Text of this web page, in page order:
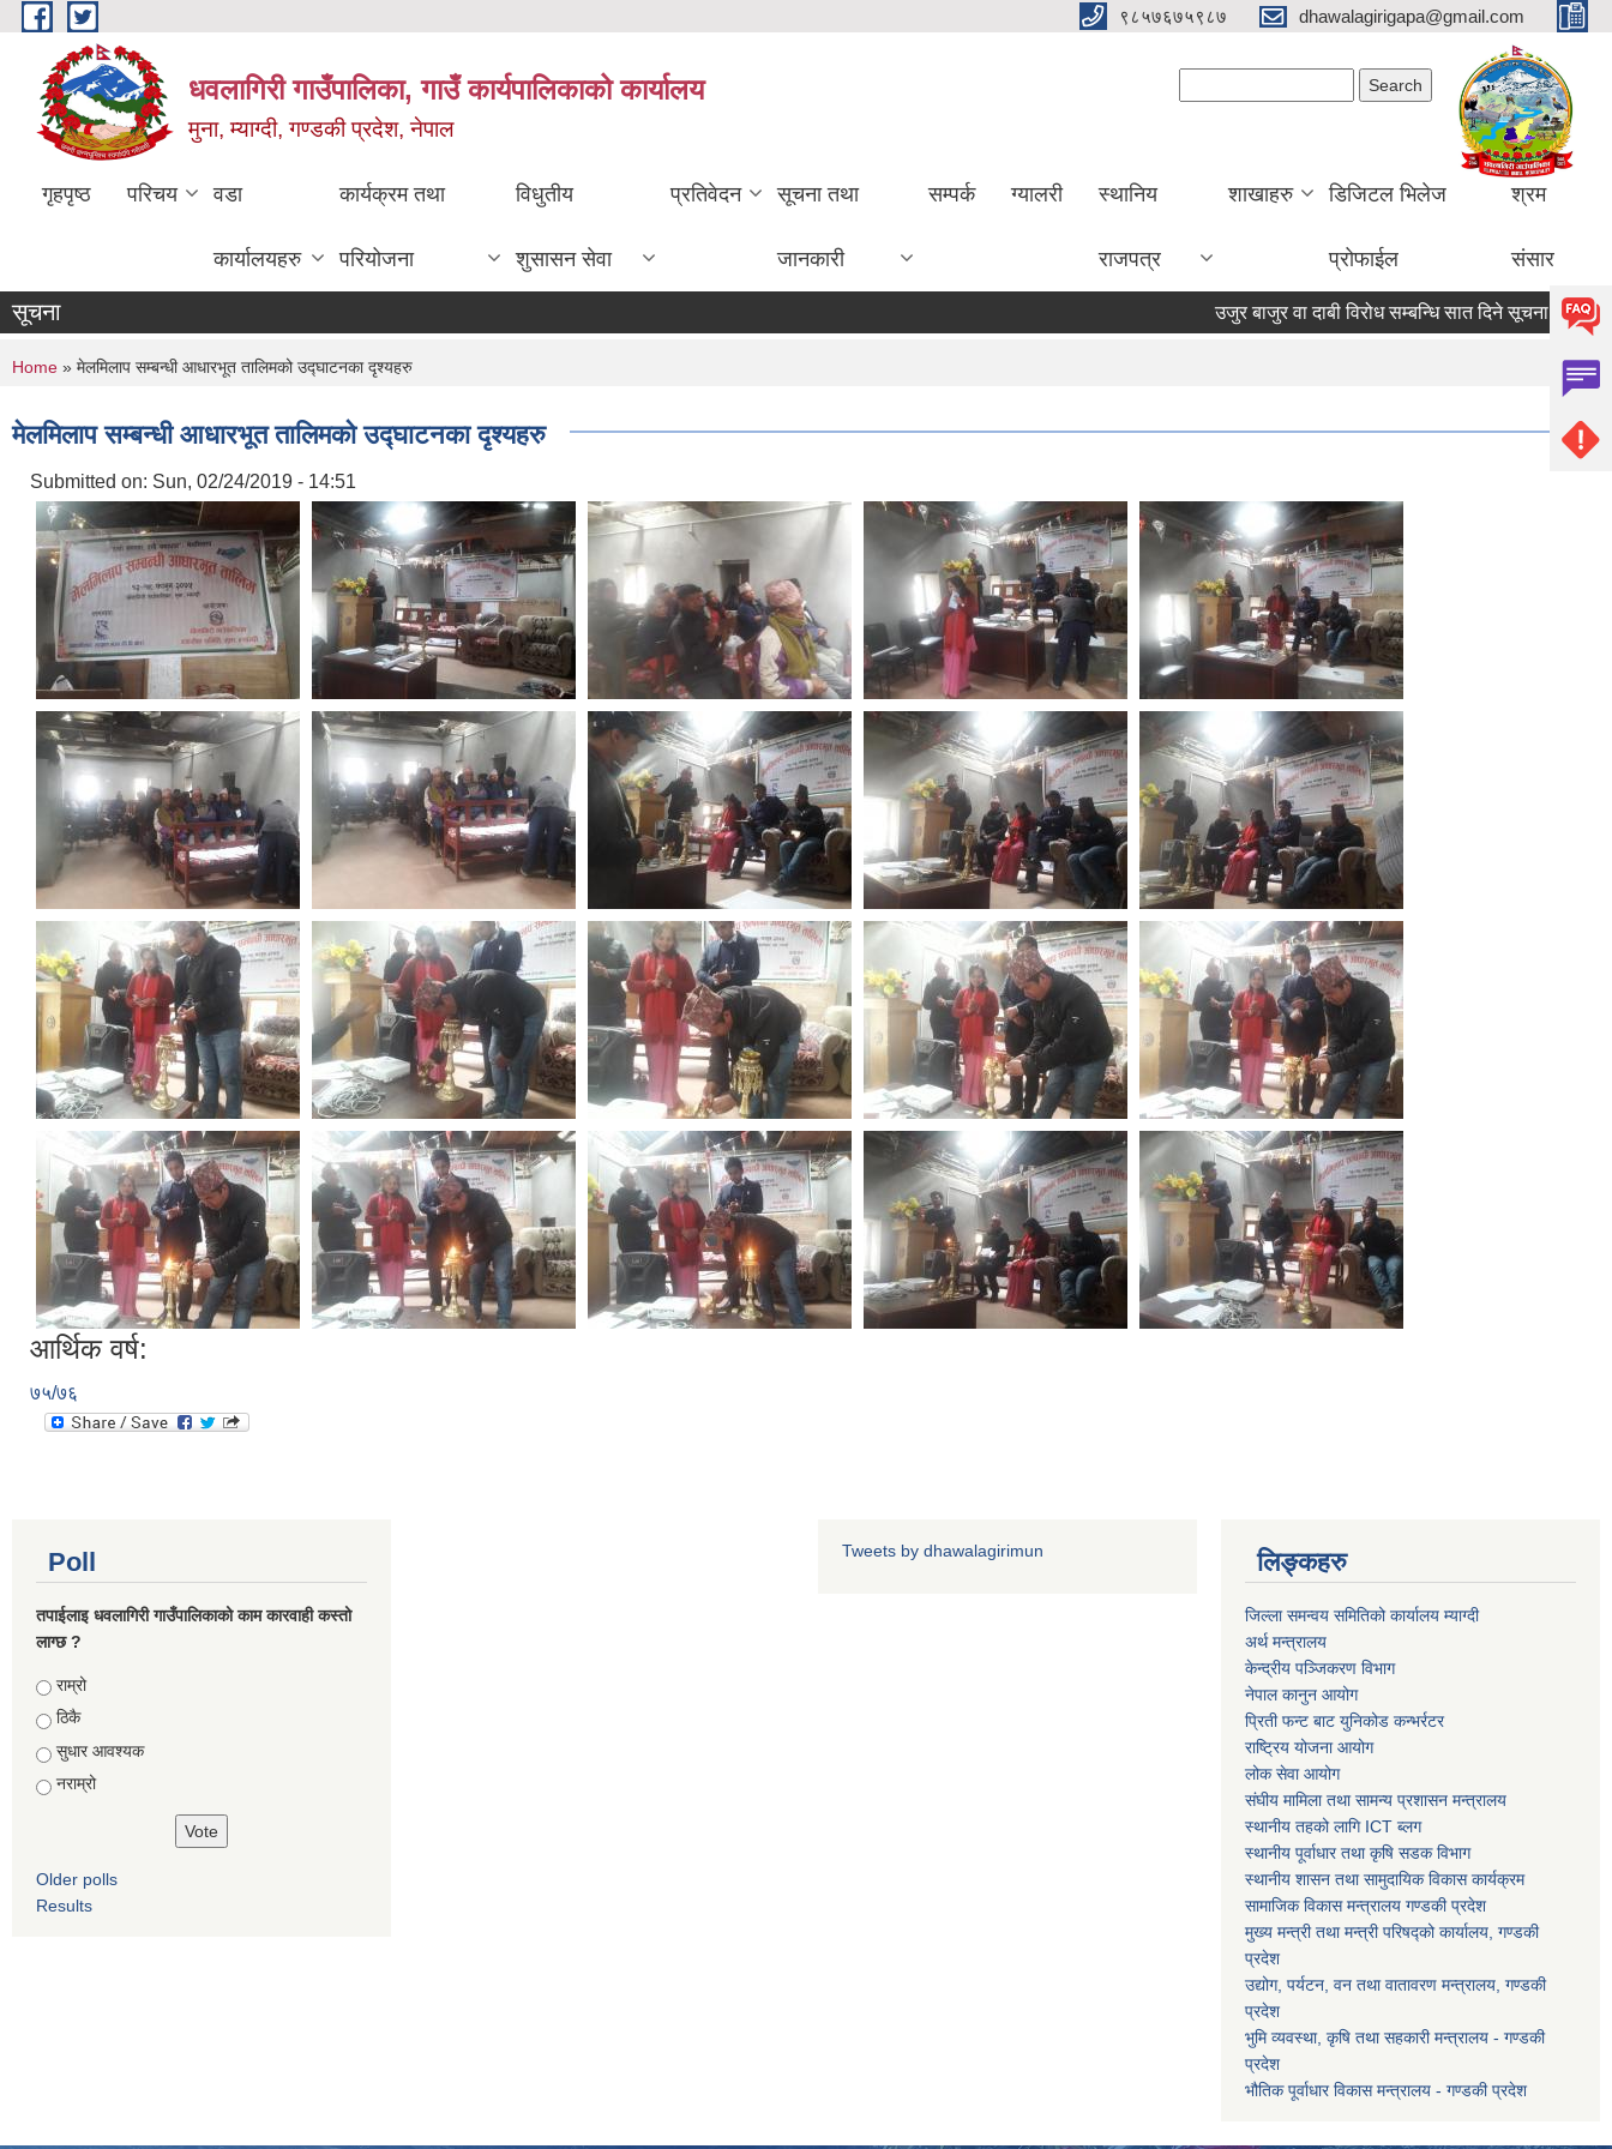
Skip to main content ९८५७६७५९८७ dhawalagirigapa@gmail.com
धवलागिरी गाउँपालिका, गाउँ कार्यपालिकाको कार्यालय
मुना, म्याग्दी, गण्डकी प्रदेश, नेपाल
गृहपृष्ठ परिचय वडा
कार्यालयहरु
कार्यक्रम तथा
परियोजना
विधुतीय
शुसासन सेवा
प्रतिवेदन सूचना तथा
जानकारी
सम्पर्क ग्यालरी स्थानिय
राजपत्र
शाखाहरु डिजिटल भिलेज
प्रोफाईल
श्रम
संसार
सूचना उजुर बाजुर वा दाबी विरोध सम्बन्धि सात दिने सूचना उजुर
You are here
Home » मेलमिलाप सम्बन्धी आधारभूत तालिमको उद्घाटनका दृश्यहरु
मेलमिलाप सम्बन्धी आधारभूत तालिमको उद्घाटनका दृश्यहरु
Submitted on: Sun, 02/24/2019 - 14:51
आर्थिक वर्ष:
७५/७६
Poll
तपाईलाइ धवलागिरी गाउँपालिकाको काम कारवाही कस्तो
लाग्छ ?
Choices
राम्रो
ठिकै
सुधार आवश्यक
नराम्रो
Older polls
Results
Tweets by dhawalagirimun लिङ्कहरु
जिल्ला समन्वय समितिको कार्यालय म्याग्दी
अर्थ मन्त्रालय
केन्द्रीय पञ्जिकरण विभाग
नेपाल कानुन आयोग
प्रिती फन्ट बाट युनिकोड कन्भर्रटर
राष्ट्रिय योजना आयोग
लोक सेवा आयोग
संघीय मामिला तथा सामन्य प्रशासन मन्त्रालय
स्थानीय तहको लागि ICT ब्लग
स्थानीय पूर्वाधार तथा कृषि सडक विभाग
स्थानीय शासन तथा सामुदायिक विकास कार्यक्रम
सामाजिक विकास मन्त्रालय गण्डकी प्रदेश
मुख्य मन्त्री तथा मन्त्री परिषद्को कार्यालय, गण्डकी
प्रदेश
उद्योग, पर्यटन, वन तथा वातावरण मन्त्रालय, गण्डकी
प्रदेश
भुमि व्यवस्था, कृषि तथा सहकारी मन्त्रालय - गण्डकी
प्रदेश
भौतिक पूर्वाधार विकास मन्त्रालय - गण्डकी प्रदेश